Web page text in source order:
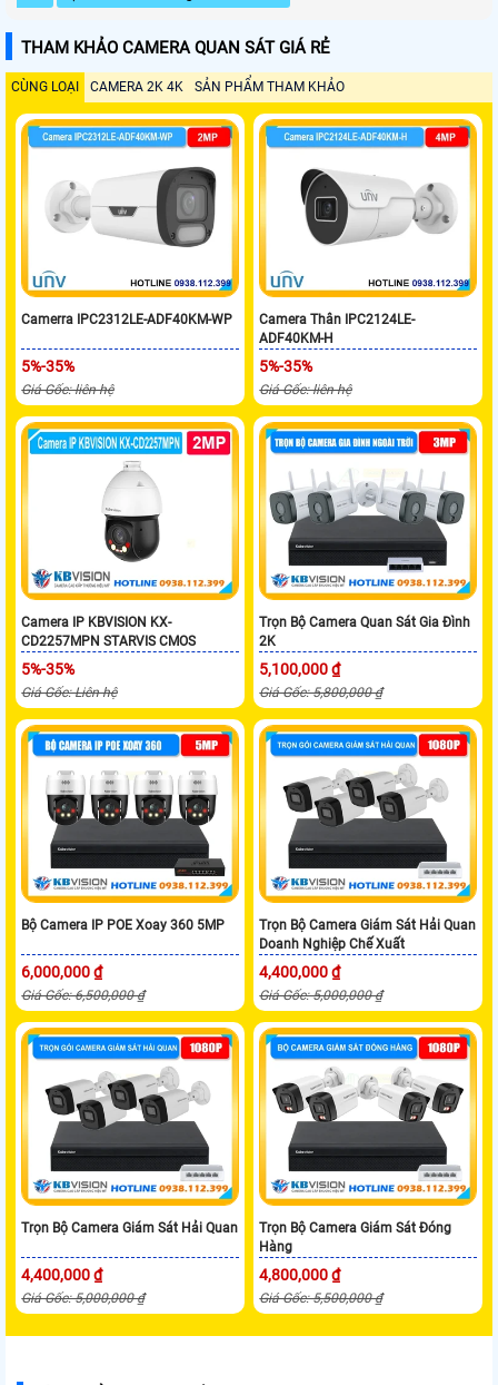
THAM KHẢO CAMERA QUAN SÁT GIÁ RẺ
CÙNG LOẠI CAMERA 2K 4K SẢN PHẨM THAM KHẢO
Camerra IPC2312LE-ADF40KM-WP
5%-35%
Giá Gốc: liên hệ
Camera Thân IPC2124LE-
ADF40KM-H
5%-35%
Giá Gốc: liên hệ
Camera IP KBVISION KX-
CD2257MPN STARVIS CMOS
5%-35%
Giá Gốc: Liên hệ
Trọn Bộ Camera Quan Sát Gia Đình
2K
5,100,000 ₫
Giá Gốc: 5,800,000 ₫
Bộ Camera IP POE Xoay 360 5MP
6,000,000 ₫
Giá Gốc: 6,500,000 ₫
Trọn Bộ Camera Giám Sát Hải Quan
Doanh Nghiệp Chế Xuất
4,400,000 ₫
Giá Gốc: 5,000,000 ₫
Trọn Bộ Camera Giám Sát Hải Quan
4,400,000 ₫
Giá Gốc: 5,000,000 ₫
Trọn Bộ Camera Giám Sát Đóng
Hàng
4,800,000 ₫
Giá Gốc: 5,500,000 ₫